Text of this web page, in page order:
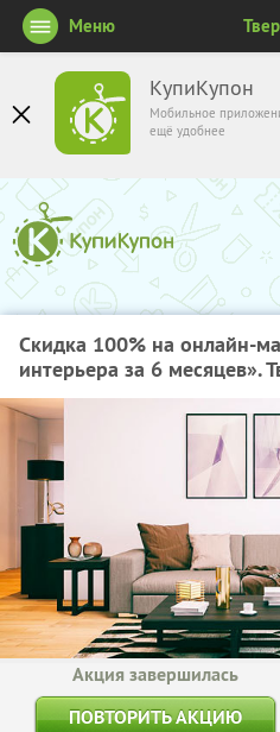
КупиКупон
Мобильное
ещё удобнее
Меню
Скидка 100% на онлайн-
интерьера за 6 месяцев».
Акция завершилась
ПОВТОРИТЬ АКЦИЮ